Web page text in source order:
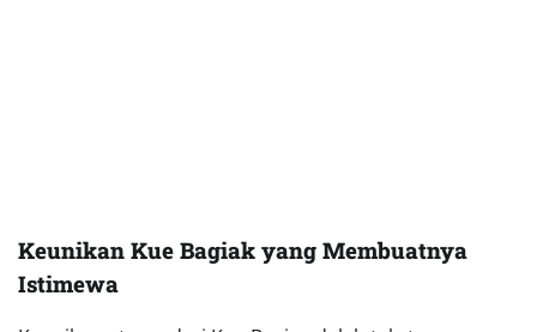
Bahan-Bahan Utama dalam Pembuatan Kue
Bagiak